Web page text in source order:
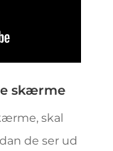
skærme
skal
de ser ud